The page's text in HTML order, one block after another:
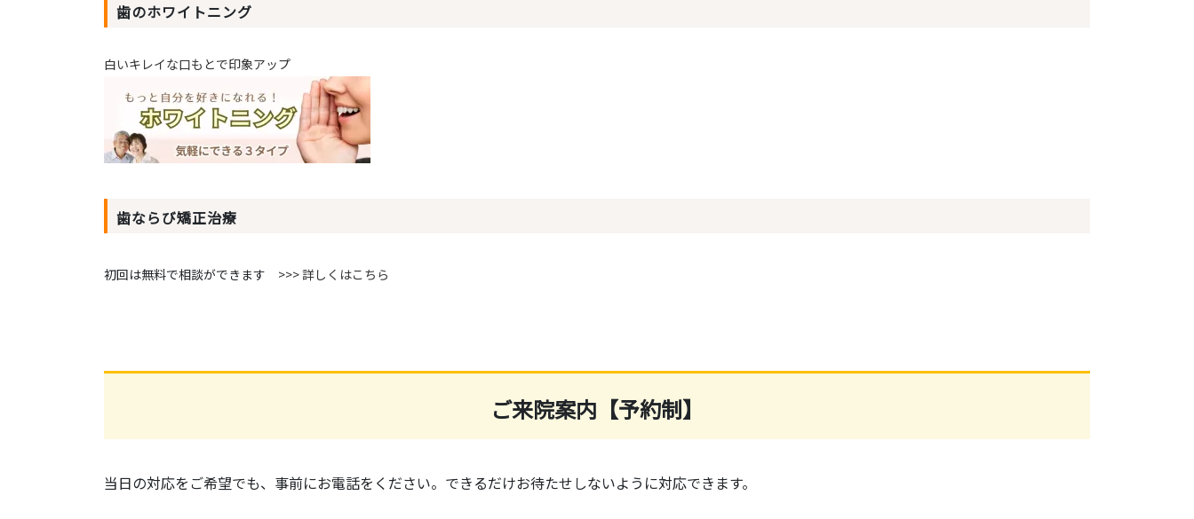
歯のホワイトニング
白いキレイな口もとで印象アップ
歯ならび矯正治療
初回は無料で相談ができます >>> 詳しくはこちら
ご来院案内【予約制】
当日の対応をご希望でも、事前にお電話をください。できるだけお待たせしないように対応できます。